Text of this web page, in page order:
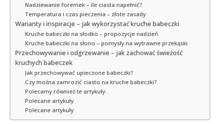
Nadziewanie foremek – ile ciasta napełnić?
Temperatura i czas pieczenia – złote zasady
Warianty i inspiracje – jak wykorzystać kruche babeczki
Kruche babeczki na słodko – propozycje nadzień
Kruche babeczki na słono – pomysły na wytrawne przekąski
Przechowywanie i odgrzewanie – jak zachować świeżość
kruchych babeczek
Jak przechowywać upieczone babeczki?
Czy można zamrozić ciasto na kruche babeczki?
Polecamy również te artykuły:
Polecane artykuły
Polecane artykuły